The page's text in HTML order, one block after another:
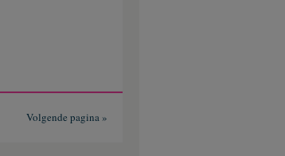
Volgende pagina »